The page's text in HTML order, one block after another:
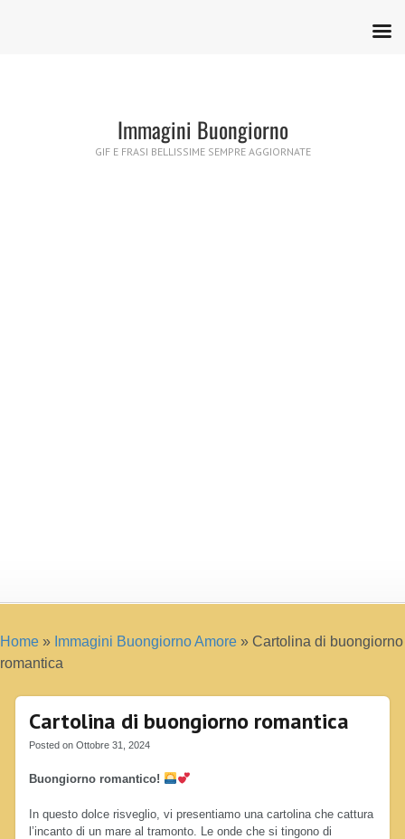
Immagini Buongiorno
GIF E FRASI BELLISSIME SEMPRE AGGIORNATE
Home » Immagini Buongiorno Amore » Cartolina di buongiorno
romantica
Cartolina di buongiorno romantica
Posted on Ottobre 31, 2024
Buongiorno romantico!
In questo dolce risveglio, vi presentiamo una cartolina che cattura
l’incanto di un mare al tramonto. Le onde che si tingono di